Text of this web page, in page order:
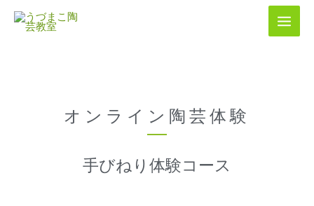
オンライン陶芸体験
手びねり体験コース